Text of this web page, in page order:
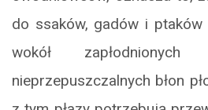
do ssaków, gadów i ptaków
wokół
nieprzepuszczalnych błon